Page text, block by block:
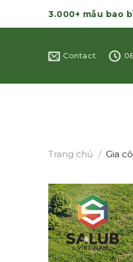
3.000+ mẫu bao
Contact
Trang chủ / Gia